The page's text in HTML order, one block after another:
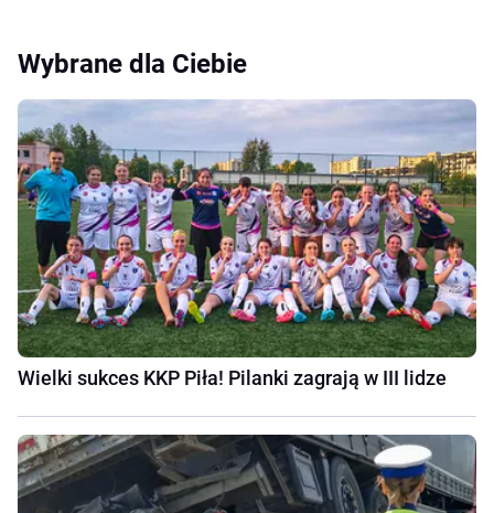
Wybrane dla Ciebie
Wielki sukces KKP Piła! Pilanki zagrają w III lidze